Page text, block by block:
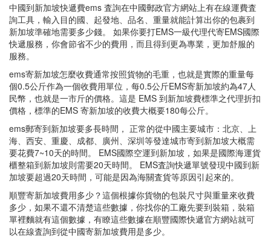
中國到新加坡快遞費ems 査詢在中國郵政官方網站上有在線運費査
詢工具，輸入目的國、起發地、品名、重量就能計算出你的包裹到
新加坡準確地需要多少錢。 如果你要打EMS一級代理代寄EMS國際
快遞服務，你會節省不少的費用，而且得到更為專業，更加舒服的
服務。
ems寄新加坡怎麼收費通常按照貨物的毛重，也就是實際的重量每
個0.5公斤作為一個收費用單位，每0.5公斤EMS寄新加坡約為47人
民幣，也就是一市斤的價格。這是 EMS 到新加坡費標準之代理折扣
價格，標準的EMS 寄新加坡的收費大概要180每公斤。
ems郵寄到新加坡要多長時間， 正常的從中國主要城市：北京、上
海、西安、重慶、成都、廣州、深圳等發達城市寄到新加坡大概需
要花費7~10天的時間。 EMS國際空運到新加坡，如果是國際海運貨
櫃整箱到新加坡則需要20天時間。 EMS査詢快遞單號發現中國到新
加坡要超過20天時間，可能是因為海關査貨等原因引起來的。
順豐寄新加坡費用多少？這個根據你貨物的包裝尺寸與重量來收費
多少，如果不還不清楚這些數據，你找你的工廠先要到裝箱，裝箱
單裡麵就有這個數據，有瞭這些數據在順豐國際快遞官方網站就可
以在線査詢到從中國寄新加坡費用是多少。